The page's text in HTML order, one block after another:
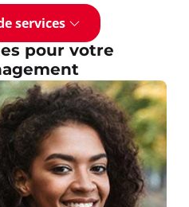
services
pour votre